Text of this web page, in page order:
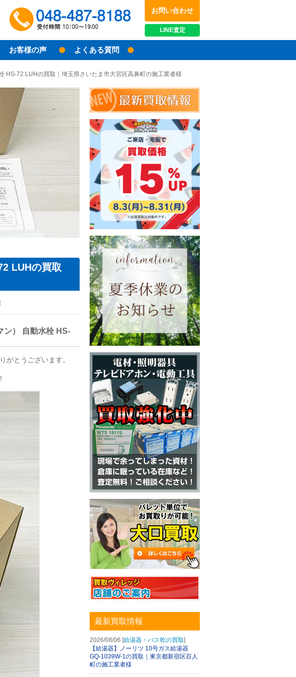
LINE査定
048-487-8188受付時間：10:00～17:00
お問い合わせ
お客様の声 よくある質問
HS-72 LUHの買取｜埼玉県さいたま市大宮区高鼻町の施工業者様
LUHの買取
ン） 自動水栓 HS-
がとうございます。
最新買取情報
2026/08/06 [給湯器・バス乾の買取]
【給湯器】ノーリツ 10号ガス給湯器
GQ-1039W-1の買取｜東京都新宿区百人
町の施工業者様